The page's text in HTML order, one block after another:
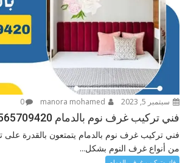
سبتمبر 5, 2023 0
فني تركيب غرف نوم بالدمام 0565709420
فني تركيب غرف نوم بالدمام يتمتعون بالقدرة على
من أنواع غرف النوم بشكل...